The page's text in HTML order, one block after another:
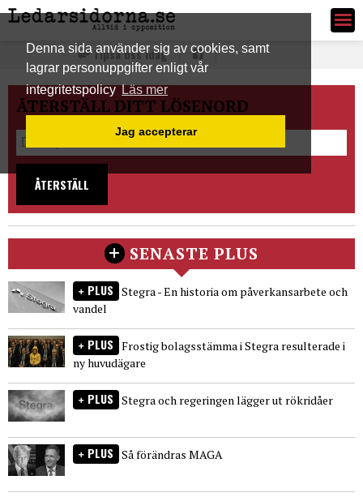
Denna sida använder sig av cookies, samt
lagrar personuppgifter enligt vår
integritetspolicyLäs mer
Jag accepterar
Ledarsidorna.se
Tipsa oss idag
ÅTERSTÄLL DITT LÖSENORD
ÅTERSTÄLL
SENASTE PLUS
PLUS Stegra - En historia om påverkansarbete och
vandel
PLUS Frostig bolagsstämma i Stegra resulterade i
ny huvudägare
PLUS Stegra och regeringen lägger ut rökridåer
PLUS Så förändras MAGA